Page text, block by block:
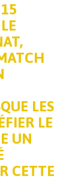
LES
LE
UN
CETTE